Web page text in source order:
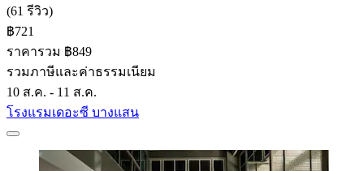
(61 รีวิว)
฿721
ราคารวม ฿849
รวมภาษีและค่าธรรมเนียม
10 ส.ค. - 11 ส.ค.
โรงแรมเดอะซี บางแสน